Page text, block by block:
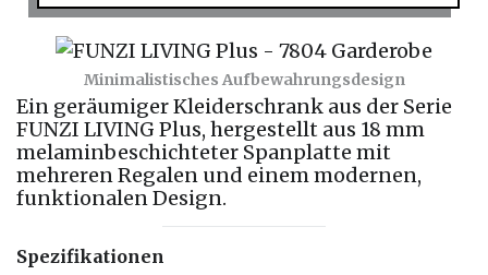
Minimalistisches Aufbewahrungsdesign
Ein geräumiger Kleiderschrank aus der Serie
FUNZI LIVING Plus, hergestellt aus 18 mm
melaminbeschichteter Spanplatte mit
mehreren Regalen und einem modernen,
funktionalen Design.
Spezifikationen